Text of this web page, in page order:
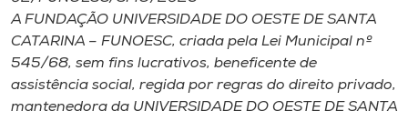
CPA
Biblioteca
A FUNDAÇÃO UNIVERSIDADE DO OESTE DE SANTA
CATARINA – FUNOESC, criada pela Lei Municipal nº
545/68, sem fins lucrativos, beneficente de
assistência social, regida por regras do direito privado,
mantenedora da UNIVERSIDADE DO OESTE DE SANTA